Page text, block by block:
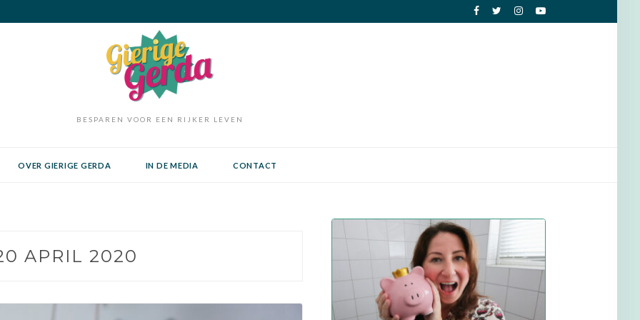
BESPAREN VOOR EEN RIJKER LEVEN
OVER GIERIGE GERDA IN DE MEDIA CONTACT
APRIL 2020